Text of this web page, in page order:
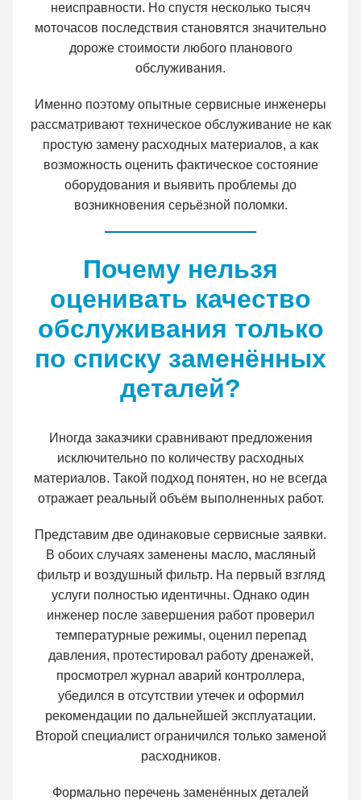
неисправности. Но спустя несколько тысяч
моточасов последствия становятся значительно
дороже стоимости любого планового
обслуживания.
Именно поэтому опытные сервисные инженеры
рассматривают техническое обслуживание не как
простую замену расходных материалов, а как
возможность оценить фактическое состояние
оборудования и выявить проблемы до
возникновения серьёзной поломки.
Почему нельзя
оценивать качество
обслуживания только
по списку заменённых
деталей?
Иногда заказчики сравнивают предложения
исключительно по количеству расходных
материалов. Такой подход понятен, но не всегда
отражает реальный объём выполненных работ.
Представим две одинаковые сервисные заявки.
В обоих случаях заменены масло, масляный
фильтр и воздушный фильтр. На первый взгляд
услуги полностью идентичны. Однако один
инженер после завершения работ проверил
температурные режимы, оценил перепад
давления, протестировал работу дренажей,
просмотрел журнал аварий контроллера,
убедился в отсутствии утечек и оформил
рекомендации по дальнейшей эксплуатации.
Второй специалист ограничился только заменой
расходников.
Формально перечень заменённых деталей